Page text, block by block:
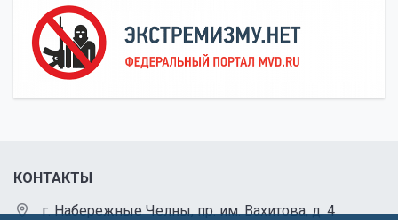
КОНТАКТЫ
г. Набережные Челны, пр. им. Вахитова, д. 4